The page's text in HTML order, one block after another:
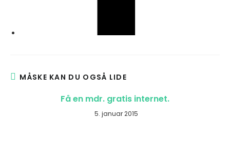
MÅSKE KAN DU OGSÅ LIDE
Få en mdr. gratis internet.
5. januar 2015